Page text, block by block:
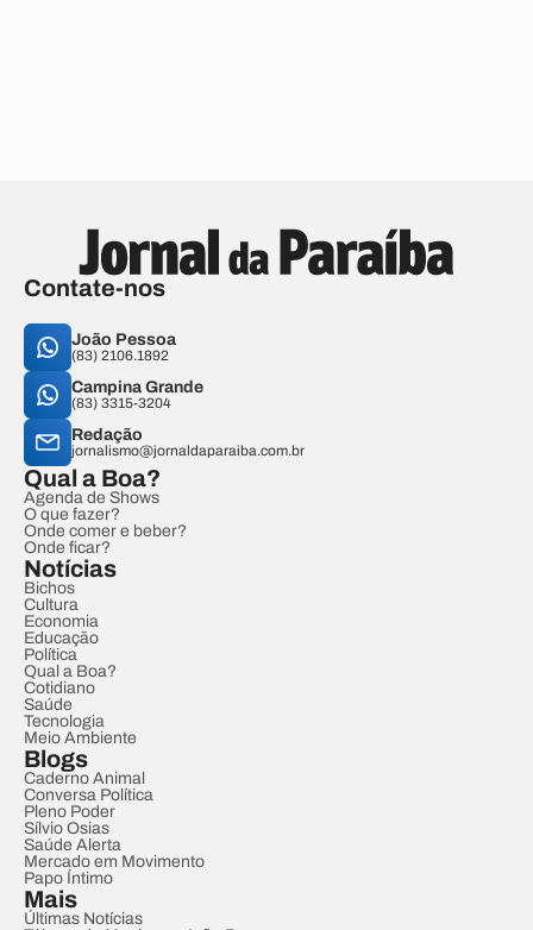
Contate-nos
João Pessoa
(83) 2106.1892
Campina Grande
(83) 3315-3204
Redação
jornalismo@jornaldaparaiba.com.br
Qual a Boa?
Agenda de Shows
O que fazer?
Onde comer e beber?
Onde ficar?
Notícias
Bichos
Cultura
Economia
Educação
Política
Qual a Boa?
Cotidiano
Saúde
Tecnologia
Meio Ambiente
Blogs
Caderno Animal
Conversa Política
Pleno Poder
Sílvio Osias
Saúde Alerta
Mercado em Movimento
Papo Íntimo
Mais
Últimas Notícias